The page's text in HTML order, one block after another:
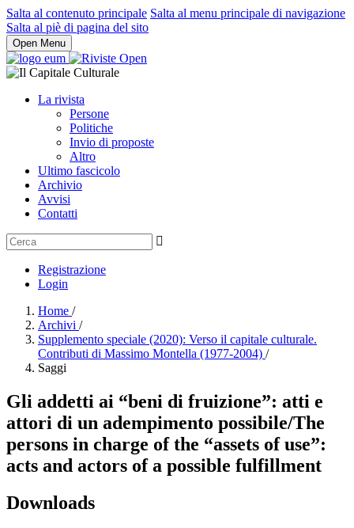
Salta al contenuto principale Salta al menu principale di navigazione
Salta al piè di pagina del sito
Open Menu
La rivista
Persone
Politiche
Invio di proposte
Altro
Ultimo fascicolo
Archivio
Avvisi
Contatti
Registrazione
Login
Home /
Archivi /
Supplemento speciale (2020): Verso il capitale culturale.
Contributi di Massimo Montella (1977-2004) /
Saggi
Gli addetti ai “beni di fruizione”: atti e
attori di un adempimento possibile/The
persons in charge of the “assets of use”:
acts and actors of a possible fulfillment
Downloads